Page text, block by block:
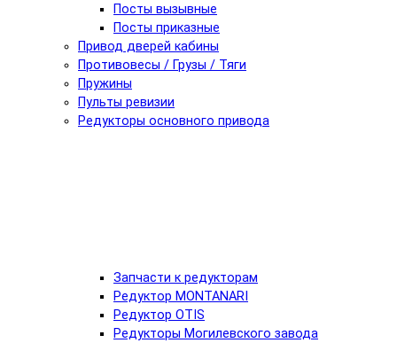
Посты вызывные
Посты приказные
Привод дверей кабины
Противовесы / Грузы / Тяги
Пружины
Пульты ревизии
Редукторы основного привода
Запчасти к редукторам
Редуктор MONTANARI
Редуктор OTIS
Редукторы Могилевского завода